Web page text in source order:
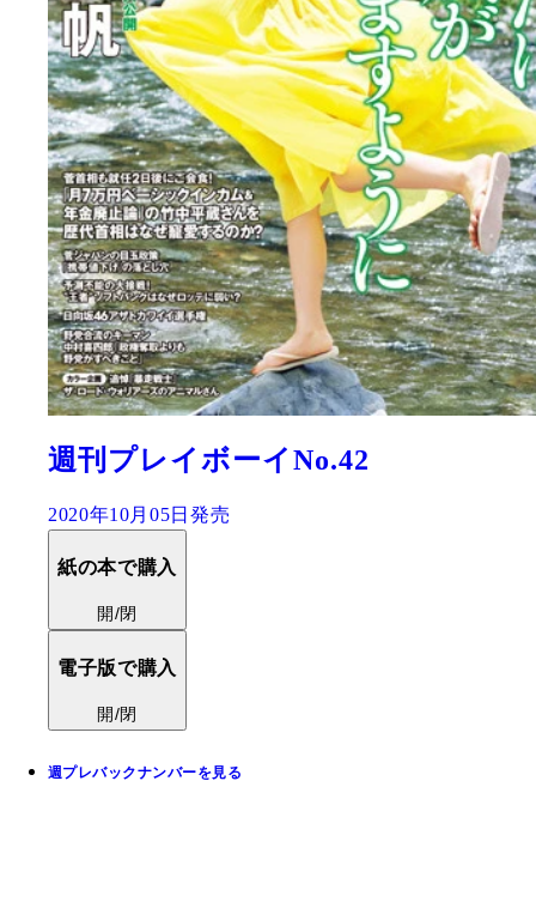
週刊プレイボーイNo.42
2020年10月05日発売
紙の本で購入
開/閉
電子版で購入
開/閉
週プレバックナンバーを見る